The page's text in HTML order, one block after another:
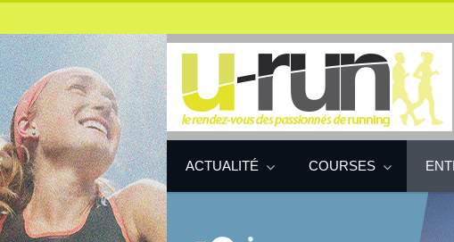
ACTUALITÉ COURSES